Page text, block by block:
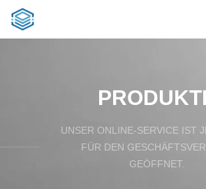
UNSER ONLINE-SERVICE IST
FÜR DEN
GEÖFFNET.